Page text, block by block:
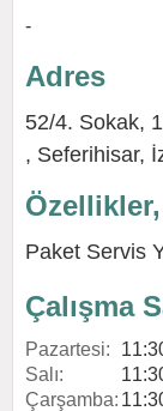
-
Adres
52/4. Sokak,
, Seferihisar,
Paket Servis
Çalışma
Pazartesi:
Salı:
Çarşamba: